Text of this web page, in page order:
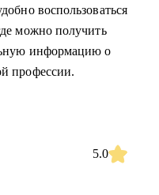
воспользоваться
можно получить
информацию о
профессии.
5.0